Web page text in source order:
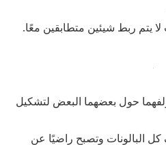
يتم ربط شيئين متطابقين معًا.
حول بعضهما البعض لتشكيل
البالونات وتصبح راضيًا عن